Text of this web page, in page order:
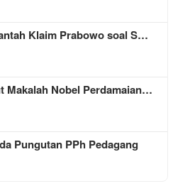
Klaim Prabowo soal S…
Makalah Nobel Perdamaian…
Pungutan PPh Pedagang